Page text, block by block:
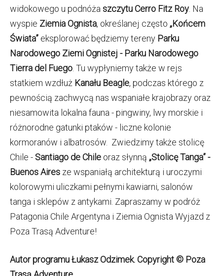
widokowego u podnóża szczytu Cerro Fitz Roy. Na
wyspie Ziemia Ognista, określanej często „Końcem
Świata” eksplorować będziemy tereny Parku
Narodowego Ziemi Ognistej - Parku Narodowego
Tierra del Fuego. Tu wypłyniemy także w rejs
statkiem wzdłuż Kanału Beagle, podczas którego z
pewnością zachwycą nas wspaniałe krajobrazy oraz
niesamowita lokalna fauna - pingwiny, lwy morskie i
różnorodne gatunki ptaków - liczne kolonie
kormoranów i albatrosów. Zwiedzimy także stolicę
Chile - Santiago de Chile oraz słynną „Stolicę Tanga” -
Buenos Aires ze wspaniałą architekturą i uroczymi
kolorowymi uliczkami pełnymi kawiarni, salonów
tanga i sklepów z antykami. Zapraszamy w podróż
Patagonia Chile Argentyna i Ziemia Ognista Wyjazd z
Poza Trasą Adventure!
Autor programu Łukasz Odzimek. Copyright © Poza